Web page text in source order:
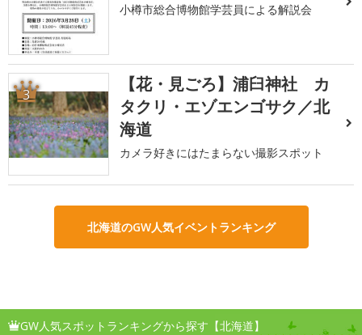
小樽市総合博物館学芸員による解説会
3
【花・見ごろ】浦臼神社 カ
タクリ・エゾエンゴサク／北
海道
カメラ好きにはたまらない撮影スポット
北海道のGW人気イベントランキング
GW人気スポットランキングから探す【北海道】